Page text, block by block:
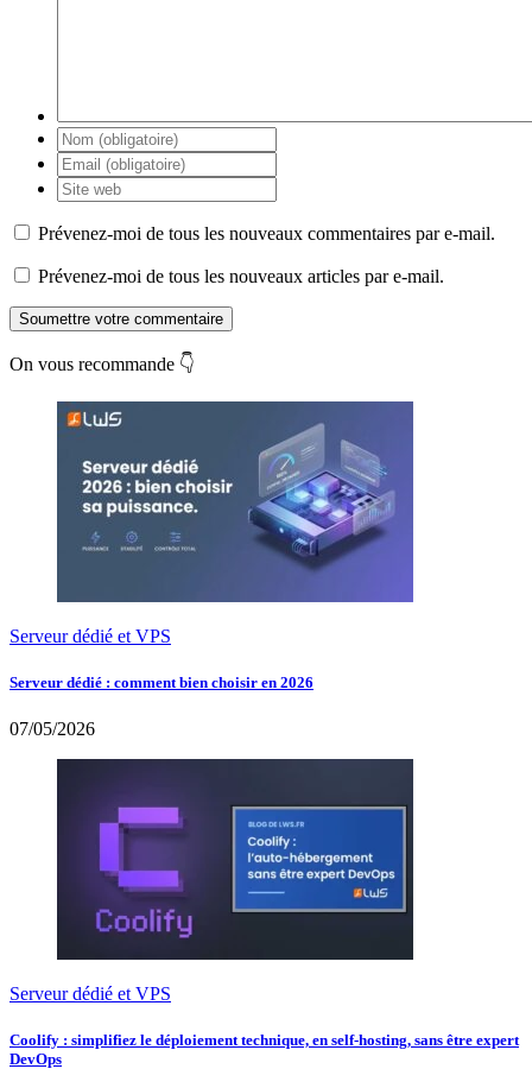
Prévenez-moi de tous les nouveaux commentaires par e-mail.
Prévenez-moi de tous les nouveaux articles par e-mail.
Soumettre votre commentaire
On vous recommande 👇
Serveur dédié et VPS
Serveur dédié : comment bien choisir en 2026
07/05/2026
Serveur dédié et VPS
Coolify : simplifiez le déploiement technique, en self-hosting, sans être expert
DevOps